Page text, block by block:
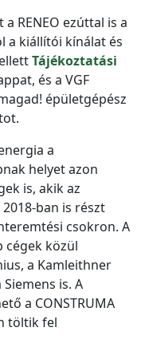
RENEO ezúttal is a
a kiállítói kínálat és
Tájékoztatási
és a VGF
épületgépész
a
helyet azon
is, akik az
ban is részt
csokron. A
cégek közül
a Kamleithner
is. A
a CONSTRUMA
töltik fel